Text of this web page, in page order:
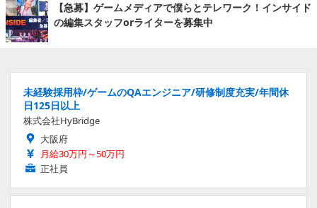
【急募】ゲームメディアで僕らとテレワーク！インサイド
の編集スタッフorライターを募集中
未経験採用枠/ゲームのQAエンジニア/研修制度充実/年間休
日125日以上
株式会社HyBridge
大阪府
月給30万円～50万円
正社員